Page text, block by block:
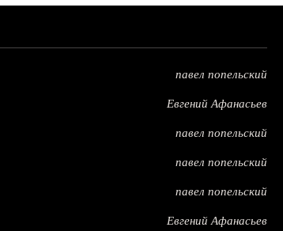
павел попельский
Евгений Афанасьев
павел попельский
павел попельский
павел попельский
Евгений Афанасьев